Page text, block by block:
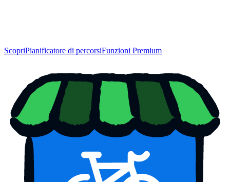
ScopriPianificatore di percorsiFunzioni Premium